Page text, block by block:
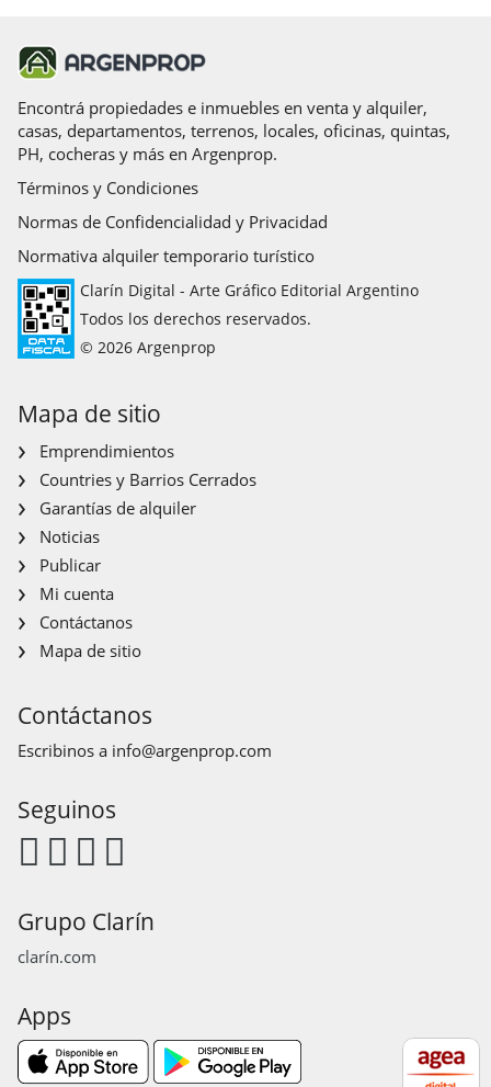
Encontrá propiedades e inmuebles en venta y alquiler,
casas, departamentos, terrenos, locales, oficinas, quintas,
PH, cocheras y más en Argenprop.
Términos y Condiciones
Normas de Confidencialidad y Privacidad
Normativa alquiler temporario turístico
Clarín Digital - Arte Gráfico Editorial Argentino
Todos los derechos reservados.
© 2026 Argenprop
Mapa de sitio
Emprendimientos
Countries y Barrios Cerrados
Garantías de alquiler
Noticias
Publicar
Mi cuenta
Contáctanos
Mapa de sitio
Contáctanos
Escribinos a info@argenprop.com
Seguinos
Grupo Clarín
clarín.com
Apps